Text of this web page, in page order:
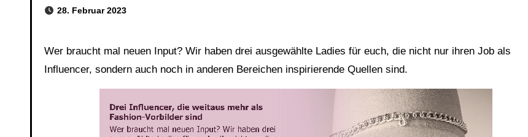
28. Februar 2023
Wer braucht mal neuen Input? Wir haben drei ausgewählte Ladies für euch, die nicht nur ihren Job als
Influencer, sondern auch noch in anderen Bereichen inspirierende Quellen sind.